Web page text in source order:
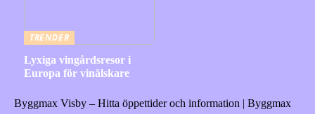
TRENDER
Lyxiga vingårdsresor i
Europa för vinälskare
Byggmax Visby – Hitta öppettider och information | Byggmax